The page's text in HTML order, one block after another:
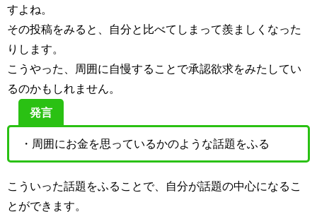
すよね。
その投稿をみると、自分と比べてしまって羨ましくなった
りします。
こうやった、周囲に自慢することで承認欲求をみたしてい
るのかもしれません。
発言
・周囲にお金を思っているかのような話題をふる
こういった話題をふることで、自分が話題の中心になるこ
とができます。